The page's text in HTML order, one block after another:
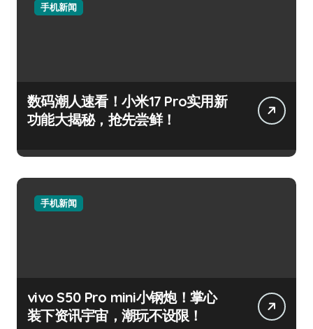
手机新闻
数码潮人速看！小米17 Pro实用新
功能大揭秘，抢先尝鲜！
手机新闻
vivo S50 Pro mini小钢炮！掌心
装下资讯宇宙，潮玩不设限！